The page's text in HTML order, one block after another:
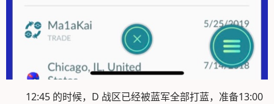
12:45 的时候，D 战区已经被蓝军全部打蓝，准备13:00